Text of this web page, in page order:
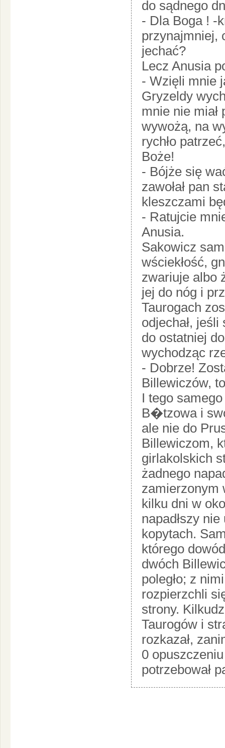
do sądnego
- Dla Boga ! -
przynajmniej,
jechać?
Lecz Anusia
- Wzięli mnie
Gryzeldy
mnie nie miał
wywożą, na
rychło
Boże!
- Bójże się
zawołał pan
kleszczami
- Ratujcie
Anusia.
Sakowicz
wściekłość,
zwariuje albo
jej do nóg i
Taurogach
odjechał,
do ostatniej
wychodząc
- Dobrze!
Billewiczów,
I tego
B�tzowa i
ale nie do
Billewiczom,
girlakolskich
żadnego
zamierzonym
kilku dni w
napadłszy
kopytach.
którego
dwóch
poległo; z
rozpierzchli
strony.
Taurogów i
rozkazał,
0
potrzebował